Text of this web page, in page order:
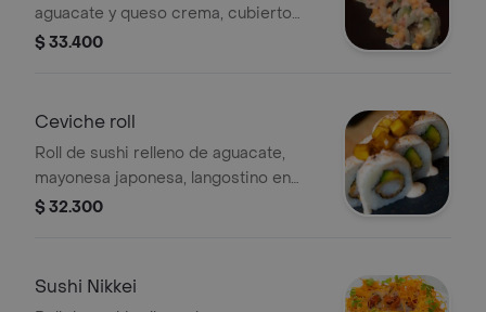
aguacate y queso crema, cubierto
con salsa de chalaca y ceviche,
$ 33.400
Ceviche roll
Roll de sushi relleno de aguacate,
mayonesa japonesa, langostino en
tempura, topping de láminas de
$ 32.300
Sushi Nikkei